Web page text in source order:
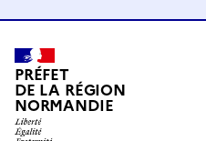
PRÉFET
DE LA RÉGION
NORMANDIE